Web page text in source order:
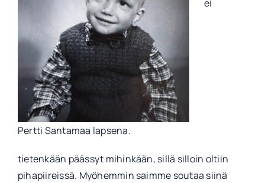
Pertti Santamaa lapsena.
ei
tietenkään päässyt mihinkään, sillä silloin oltiin
pihapiireissä. Myöhemmin saimme soutaa siinä